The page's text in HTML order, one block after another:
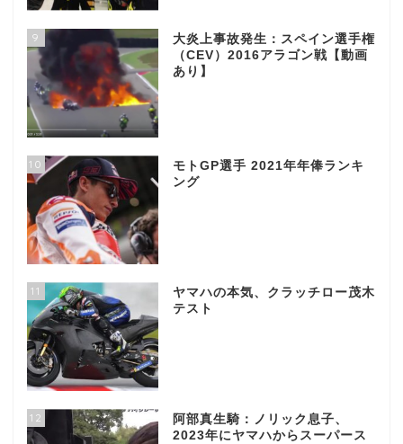
9
大炎上事故発生：スペイン選手権
（CEV）2016アラゴン戦【動画
あり】
10
モトGP選手 2021年年俸ランキ
ング
11
ヤマハの本気、クラッチロー茂木
テスト
12
阿部真生騎：ノリック息子、
2023年にヤマハからスーパース